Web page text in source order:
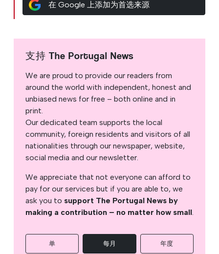
在 Google 上添加为首选来源
支持 The Portugal News
We are proud to provide our readers from
around the world with independent, honest and
unbiased news for free – both online and in
print.
Our dedicated team supports the local
community, foreign residents and visitors of all
nationalities through our newspaper, website,
social media and our newsletter.
We appreciate that not everyone can afford to
pay for our services but if you are able to, we
ask you to support The Portugal News by
making a contribution – no matter how small.
单 每月 年度